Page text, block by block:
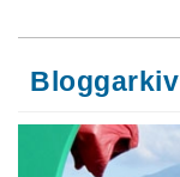
Bloggarkiv